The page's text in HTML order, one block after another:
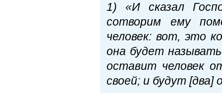
1) «И сказал
сотворим ему
человек: вот, это
она будет
оставит человек
своей; и будут [два]